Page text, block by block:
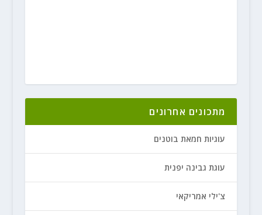
מתכונים אחרונים
עוגיות חמאת בוטנים
עוגת גבינה יפנית
צ'ילי אמריקאי